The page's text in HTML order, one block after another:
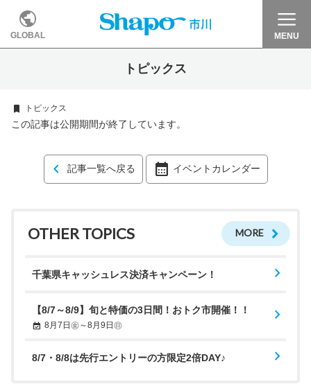
GLOBAL MENU
トピックス
トピックス
この記事は公開期間が終了しています。
記事一覧へ戻る イベントカレンダー
OTHER TOPICS MORE
千葉県キャッシュレス決済キャンペーン！
【8/7～8/9】旬と特価の3日間！おトク市開催！！
8月7日㊎～8月9日㊐
8/7・8/8は先行エントリーの方限定2倍DAY♪